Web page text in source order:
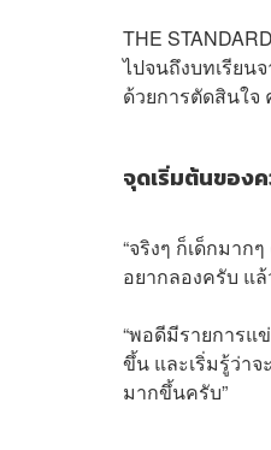
THE
ไปจนถึงบทเรียน
ด้วยการตัดสินใจ
จุดเริ่มต้นของ
“จริงๆ ก็เด็กมา
อยากลองครับ แ
“พอดีมีรายการแ
ขึ้น และเริ่มรู้ว่าจ
มากขึ้นครับ”